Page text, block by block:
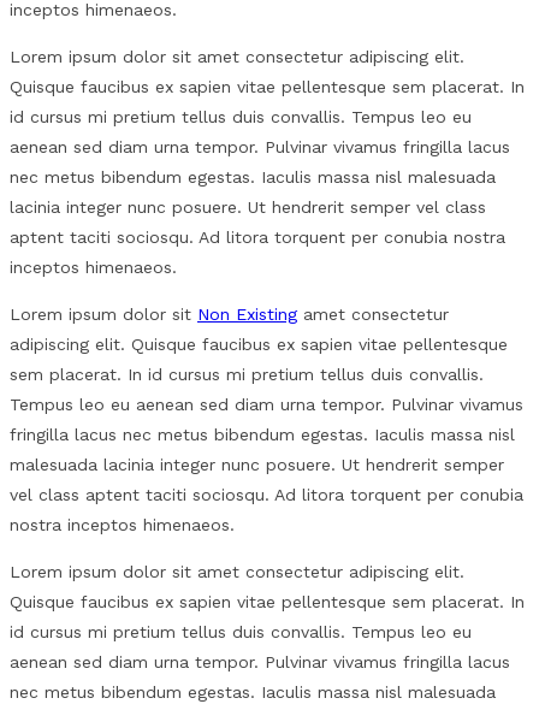
inceptos himenaeos.
Lorem ipsum dolor sit amet consectetur adipiscing elit.
Quisque faucibus ex sapien vitae pellentesque sem placerat. In
id cursus mi pretium tellus duis convallis. Tempus leo eu
aenean sed diam urna tempor. Pulvinar vivamus fringilla lacus
nec metus bibendum egestas. Iaculis massa nisl malesuada
lacinia integer nunc posuere. Ut hendrerit semper vel class
aptent taciti sociosqu. Ad litora torquent per conubia nostra
inceptos himenaeos.
Lorem ipsum dolor sit Non Existing amet consectetur
adipiscing elit. Quisque faucibus ex sapien vitae pellentesque
sem placerat. In id cursus mi pretium tellus duis convallis.
Tempus leo eu aenean sed diam urna tempor. Pulvinar vivamus
fringilla lacus nec metus bibendum egestas. Iaculis massa nisl
malesuada lacinia integer nunc posuere. Ut hendrerit semper
vel class aptent taciti sociosqu. Ad litora torquent per conubia
nostra inceptos himenaeos.
Lorem ipsum dolor sit amet consectetur adipiscing elit.
Quisque faucibus ex sapien vitae pellentesque sem placerat. In
id cursus mi pretium tellus duis convallis. Tempus leo eu
aenean sed diam urna tempor. Pulvinar vivamus fringilla lacus
nec metus bibendum egestas. Iaculis massa nisl malesuada